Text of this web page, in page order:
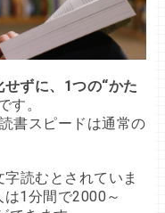
ずに、1つの“かた
す。
書スピードは通常の
読むとされていま
1分間で2000～